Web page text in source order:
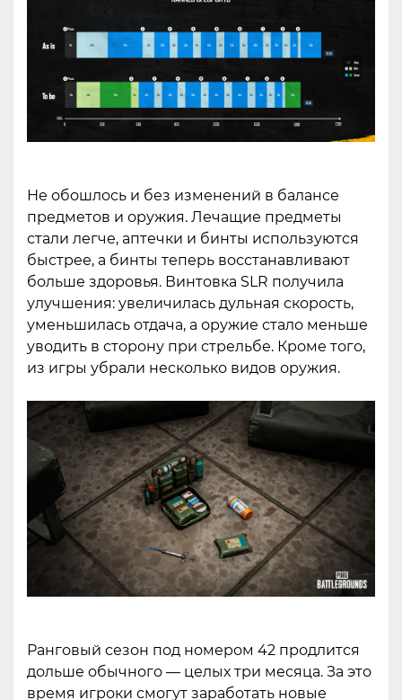
Не обошлось и без изменений в балансе
предметов и оружия. Лечащие предметы
стали легче, аптечки и бинты используются
быстрее, а бинты теперь восстанавливают
больше здоровья. Винтовка SLR получила
улучшения: увеличилась дульная скорость,
уменьшилась отдача, а оружие стало меньше
уводить в сторону при стрельбе. Кроме того,
из игры убрали несколько видов оружия.
Ранговый сезон под номером 42 продлится
дольше обычного — целых три месяца. За это
время игроки смогут заработать новые